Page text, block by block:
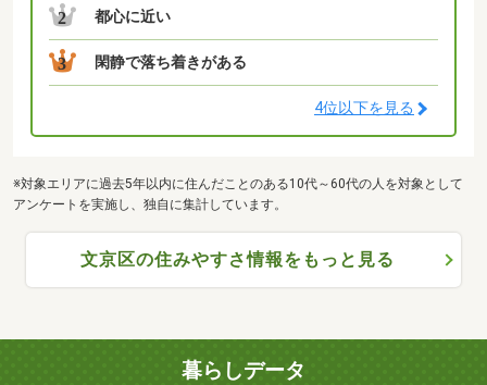
2 都心に近い
3 閑静で落ち着きがある
4位以下を見る
※対象エリアに過去5年以内に住んだことのある10代～60代の人を対象として
アンケートを実施し、独自に集計しています。
文京区の住みやすさ情報をもっと見る
暮らしデータ